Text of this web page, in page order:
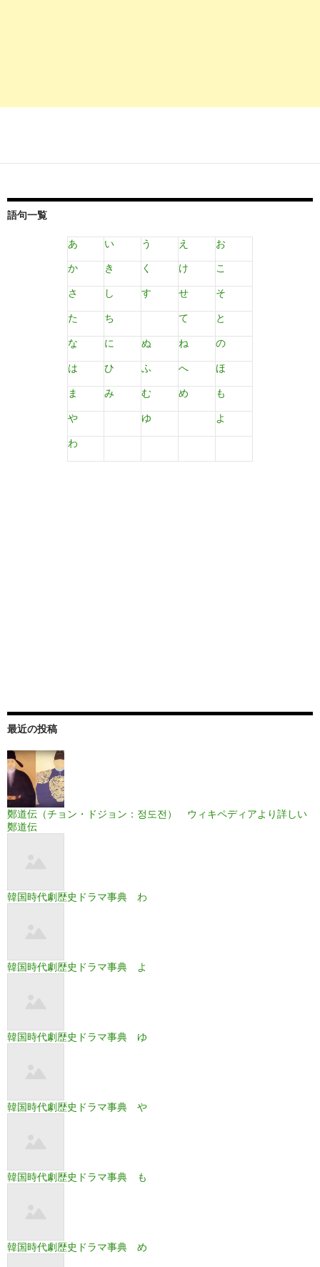
語句一覧
あ い う え
お
か
き く け こ
さ し す せ そ
た ち て と
な に ぬ ね の
は ひ ふ へ ほ
ま み む め も
や ゆ よ
わ
最近の投稿
鄭道伝（チョン・ドジョン：정도전） ウィキペディアより詳しい
鄭道伝
韓国時代劇歴史ドラマ事典 わ
韓国時代劇歴史ドラマ事典 よ
韓国時代劇歴史ドラマ事典 ゆ
韓国時代劇歴史ドラマ事典 や
韓国時代劇歴史ドラマ事典 も
韓国時代劇歴史ドラマ事典 め